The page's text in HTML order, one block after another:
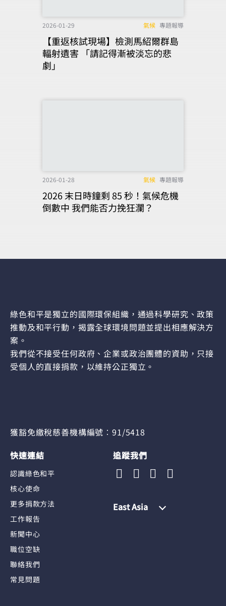
2026-01-29 氣候 專題報導
【重返核試現場】檢測馬紹爾群島
輻射遺害 「請記得漸被淡忘的悲
劇」
2026-01-28 氣候 專題報導
2026 末日時鐘剩 85 秒！氣候危機
倒數中 我們能否力挽狂瀾？
綠色和平是獨立的國際環保組織，通過科學研究、政策
推動及和平行動，揭露全球環境問題並提出相應解決方
案。
我們從不接受任何政府、企業或政治團體的資助，只接
受個人的直接捐款，以維持公正獨立。
獲豁免繳稅慈善機構編號︰91/5418
快速連結
認識綠色和平
核心使命
更多捐款方法
工作報告
新聞中心
職位空缺
聯絡我們
常見問題
追蹤我們
East Asia